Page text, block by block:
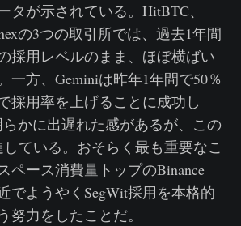
タが示されている。HitBTC、
の3つの取引所では、過去1年間
採用レベルのまま、ほぼ横ばい
一方、Geminiは昨年1年間で50％
採用率を上げることに成功し
かに出遅れた感があるが、この
ている。おそらく最も重要なこ
ペース消費量トップのBinance
でようやくSegWit採用を本格的
努力をしたことだ。